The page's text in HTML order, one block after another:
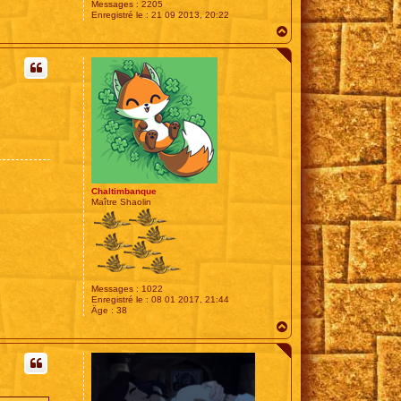
Messages : 2205
Enregistré le : 21 09 2013, 20:22
a
u
Chaltimbanque
Maître Shaolin
Messages : 1022
Enregistré le : 08 01 2017, 21:44
Âge : 38
a
u